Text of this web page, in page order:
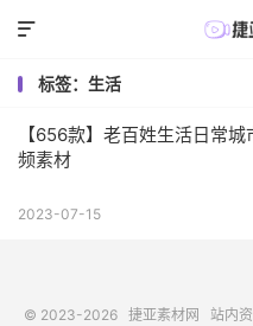

标签：生活
【656款】老百姓生活日常
频素材
2023-07-15
© 2023-2026 捷亚素材网 站内